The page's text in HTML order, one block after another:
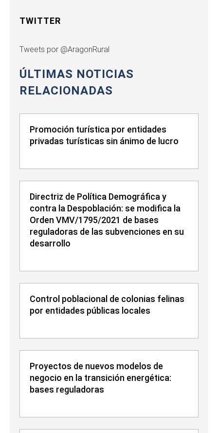
TWITTER
Tweets por @AragonRural
ÚLTIMAS NOTICIAS
RELACIONADAS
Promoción turística por entidades
privadas turísticas sin ánimo de lucro
Directriz de Política Demográfica y
contra la Despoblación: se modifica la
Orden VMV/1795/2021 de bases
reguladoras de las subvenciones en su
desarrollo
Control poblacional de colonias felinas
por entidades públicas locales
Proyectos de nuevos modelos de
negocio en la transición energética:
bases reguladoras